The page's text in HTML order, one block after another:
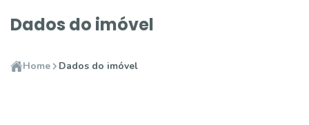
Dados do imóvel
Home Dados do imóvel